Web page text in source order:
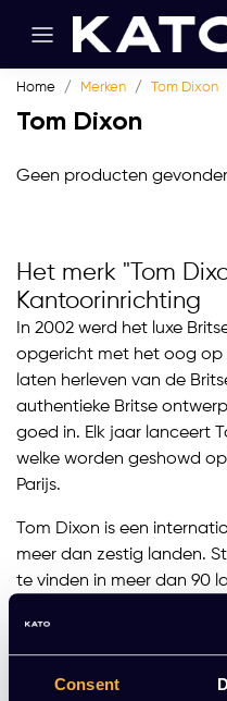
Consent
Home Merken Tom Dixon
Tom Dixon
Geen producten
Het merk "Tom
Kantoorinrichting
In 2002 werd het luxe
opgericht met het oog op
laten herleven van de
authentieke Britse
goed in. Elk jaar lanceert
welke worden geshowd
Parijs.
Tom Dixon is een
meer dan zestig landen.
te vinden in meer dan 90
diverse aanbod in
fascinerends vinden
specialisaties in zowel
verlichting kun je Tom